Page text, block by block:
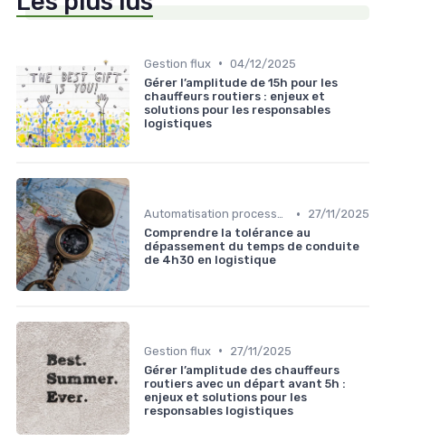
Gestion flux • 04/12/2025
Gérer l’amplitude de 15h pour les
chauffeurs routiers : enjeux et
solutions pour les responsables
logistiques
Automatisation processus •
27/11/2025
Comprendre la tolérance au
dépassement du temps de conduite
de 4h30 en logistique
Gestion flux •
27/11/2025
Gérer l’amplitude des chauffeurs
routiers avec un départ avant 5h :
enjeux et solutions pour les
responsables logistiques